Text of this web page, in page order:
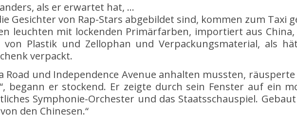
als er erwartet hat, …
Gesichter von Rap-Stars abgebildet sind, kommen zum Taxi
leuchten mit lockenden Primärfarben, importiert aus China,
von Plastik und Zellophan und Verpackungsmaterial, als
verpackt.
Road und Independence Avenue anhalten mussten, räusperte
begann er stockend. Er zeigte durch sein Fenster auf ein
Symphonie-Orchester und das Staatsschauspiel.
den Chinesen.“